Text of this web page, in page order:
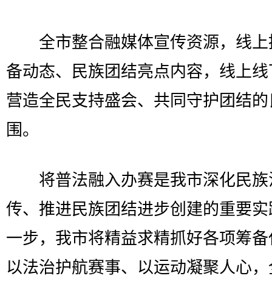
全市整合融媒体宣传资源，线上
备动态、民族团结亮点内容，线上
营造全民支持盛会、共同守护团结
围。
将普法融入办赛是我市深化民族
传、推进民族团结进步创建的重要
一步，我市将精益求精抓好各项筹
以法治护航赛事、以运动凝聚人心